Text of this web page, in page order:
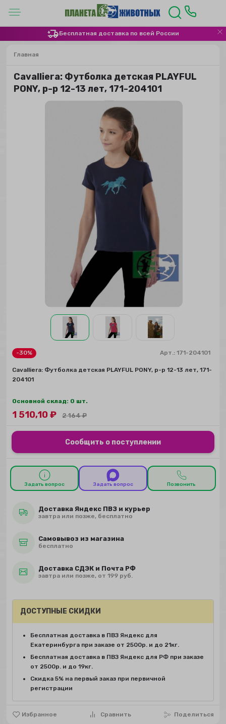
Бесплатная доставка по всей России
Главная
Сavalliera: Футболка детская PLAYFUL
PONY, р-р 12-13 лет, 171-204101
-30% Арт.:171-204101
Сavalliera: Футболка детская PLAYFUL PONY, р-р 12-13 лет, 171-
204101
Основной склад: 0 шт.
1 510,10₽ 2 164₽
Сообщить о поступлении
Задать вопрос Задать вопрос Позвонить
Доставка Яндекс ПВЗ и курьер
завтра или позже, бесплатно
Самовывоз из магазина
бесплатно
Доставка СДЭК и Почта РФ
завтра или позже, от 199 руб.
Избранное Сравнить Поделиться
ДОСТУПНЫЕ СКИДКИ
Бесплатная доставка в ПВЗ Яндекс для
Екатеринбурга при заказе от 2500р. и до 21кг.
Бесплатная доставка в ПВЗ Яндекс для РФ при заказе
от 2500р. и до 19кг.
Скидка 5% на первый заказ при первичной
регистрации